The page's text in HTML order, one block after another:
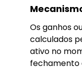
Os ganhos
calculados
ativo no
fechamento